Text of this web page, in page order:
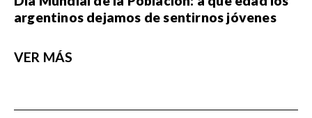
argentinos dejamos de sentirnos jóvenes
VER MÁS